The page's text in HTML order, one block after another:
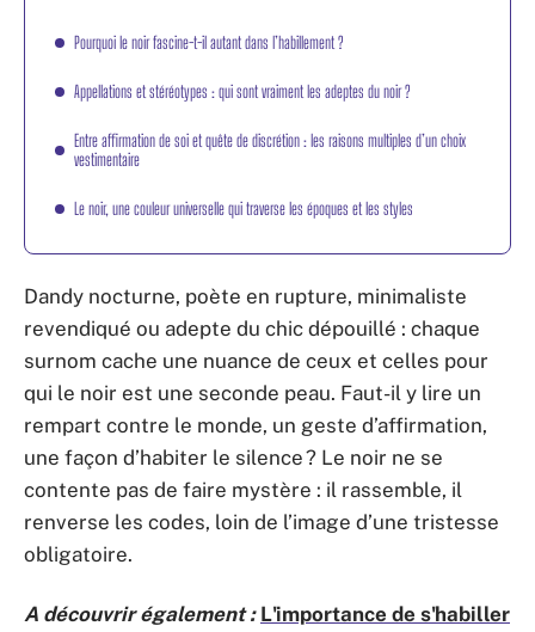
Pourquoi le noir fascine-t-il autant dans l’habillement ?
Appellations et stéréotypes : qui sont vraiment les adeptes du noir ?
Entre affirmation de soi et quête de discrétion : les raisons multiples d’un choix
vestimentaire
Le noir, une couleur universelle qui traverse les époques et les styles
Dandy nocturne, poète en rupture, minimaliste
revendiqué ou adepte du chic dépouillé : chaque
surnom cache une nuance de ceux et celles pour
qui le noir est une seconde peau. Faut-il y lire un
rempart contre le monde, un geste d’affirmation,
une façon d’habiter le silence ? Le noir ne se
contente pas de faire mystère : il rassemble, il
renverse les codes, loin de l’image d’une tristesse
obligatoire.
A découvrir également : L'importance de s'habiller